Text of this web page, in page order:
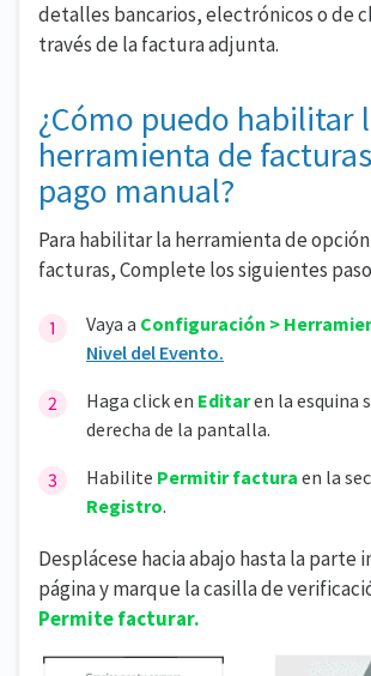
detalles bancarios, electrónicos o de
través de la factura adjunta.
¿Cómo puedo habilitar
herramienta de
pago manual?
Para habilitar la herramienta de
facturas, Complete los siguientes
Vaya a Configuración >
Nivel del Evento.
Haga click en Editaren la esquina
derecha de la pantalla.
Habilite Permitir factura en la
Registro.
Desplácese hacia abajo hasta la parte
página y marque la casilla de
Permite facturar.